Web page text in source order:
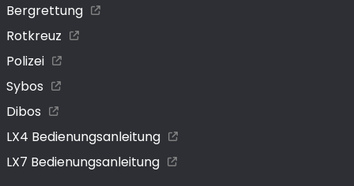
Bergrettung
Rotkreuz
Polizei
Sybos
Dibos
LX4 Bedienungsanleitung
LX7 Bedienungsanleitung